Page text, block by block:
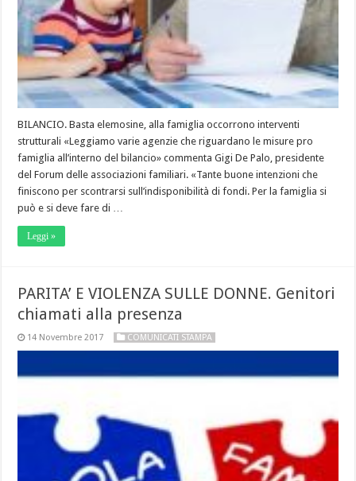
BILANCIO. Basta elemosine, alla famiglia occorrono interventi
strutturali «Leggiamo varie agenzie che riguardano le misure pro
famiglia all’interno del bilancio» commenta Gigi De Palo, presidente
del Forum delle associazioni familiari. «Tante buone intenzioni che
finiscono per scontrarsi sull’indisponibilità di fondi. Per la famiglia si
può e si deve fare di …
Leggi »
PARITA’ E VIOLENZA SULLE DONNE. Genitori
chiamati alla presenza
14 Novembre 2017 COMUNICATI STAMPA